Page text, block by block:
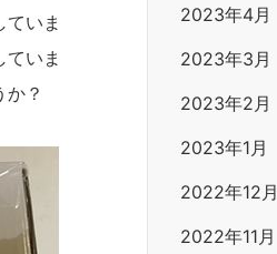
いま
いま
？
2023年4月
2023年3月
2023年2月
2023年1月
2022年12月
2022年11月